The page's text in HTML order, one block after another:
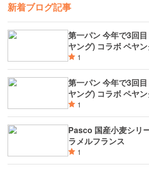
新着ブログ記事
第一パン 今年で3回目 まるか食品 ㈱ (ペ
ヤング) コラボ ペヤングソースやきそば
揚げパン
1
第一パン 今年で3回目 まるか食品 ㈱ (ペ
ヤング) コラボ ペヤングソースやきそば
パン1
Pasco 国産小麦シリーズ 国産小麦塩キャ
ラメルフランス
1